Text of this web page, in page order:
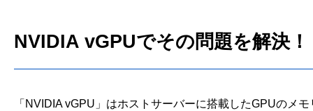
NVIDIA vGPUでその問題を解決！
「NVIDIA vGPU」はホストサーバーに搭載したGPUのメ